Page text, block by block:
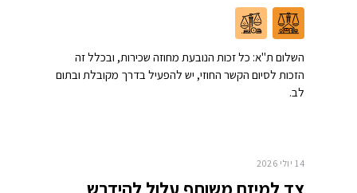
השלום ת"א: כל זכות הנובעת מחוזה שכירות, ובכלל זה
הזכות לסיום הקשר החוזי, יש להפעיל בדרך מקובלת ובתום
לב.
14 יולי 2026